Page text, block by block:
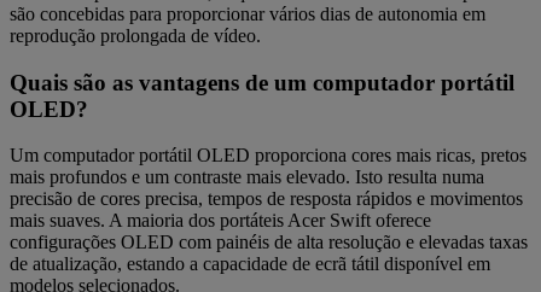
são concebidas para proporcionar vários dias de autonomia em
reprodução prolongada de vídeo.
Quais são as vantagens de um computador portátil
OLED?
Um computador portátil OLED proporciona cores mais ricas, pretos
mais profundos e um contraste mais elevado. Isto resulta numa
precisão de cores precisa, tempos de resposta rápidos e movimentos
mais suaves. A maioria dos portáteis Acer Swift oferece
configurações OLED com painéis de alta resolução e elevadas taxas
de atualização, estando a capacidade de ecrã tátil disponível em
modelos selecionados.